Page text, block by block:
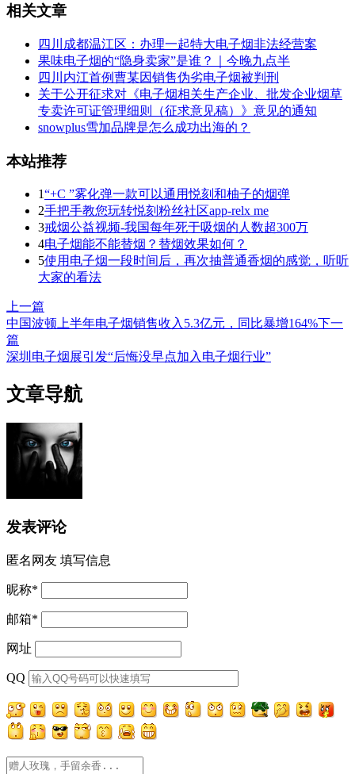
相关文章
四川成都温江区：办理一起特大电子烟非法经营案
果味电子烟的“隐身卖家”是谁？｜今晚九点半
四川内江首例曹某因销售伪劣电子烟被判刑
关于公开征求对《电子烟相关生产企业、批发企业烟草
专卖许可证管理细则（征求意见稿）》意见的通知
snowplus雪加品牌是怎么成功出海的？
本站推荐
1“+C ”雾化弹一款可以通用悦刻和柚子的烟弹
2手把手教您玩转悦刻粉丝社区app-relx me
3戒烟公益视频-我国每年死于吸烟的人数超300万
4电子烟能不能替烟？替烟效果如何？
5使用电子烟一段时间后，再次抽普通香烟的感觉，听听
大家的看法
上一篇
中国波顿上半年电子烟销售收入5.3亿元，同比暴增164%下一
篇
深圳电子烟展引发“后悔没早点加入电子烟行业”
文章导航
发表评论
匿名网友 填写信息
昵称*
邮箱*
网址
QQ